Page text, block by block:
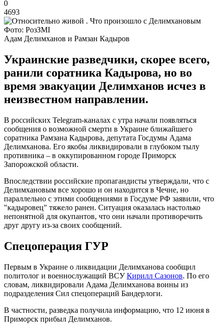
0
4693
Фото: РозЗМІ
Адам Делимханов и Рамзан Кадыров
Украинские разведчики, скорее всего,
ранили соратника Кадырова, но во
время эвакуации Делимханов исчез в
неизвестном направлении.
В российских Telegram-каналах с утра начали появляться
сообщения о возможной смерти в Украине ближайшего
соратника Рамзана Кадырова, депутата Госдумы Адама
Делимханова. Его якобы ликвидировали в глубоком тылу
противника – в оккупированном городе Приморск
Запорожской области.
Впоследствии российские пропагандисты утверждали, что с
Делимхановым все хорошо и он находится в Чечне, но
параллельно с этими сообщениями в Госдуме РФ заявили, что
"кадыровец" тяжело ранен. Ситуация оказалась настолько
непонятной для окупантов, что они начали противоречить
друг другу из-за своих сообщений.
Спецоперация ГУР
Первым в Украине о ликвидации Делимханова сообщил
политолог и военнослужащий ВСУКирилл Сазонов. По его
словам, ликвидировали Адама Делимханова воины из
подразделения Сил спецопераций Бандерлоги.
В частности, разведка получила информацию, что 12 июня в
Приморск прибыл Делимханов.